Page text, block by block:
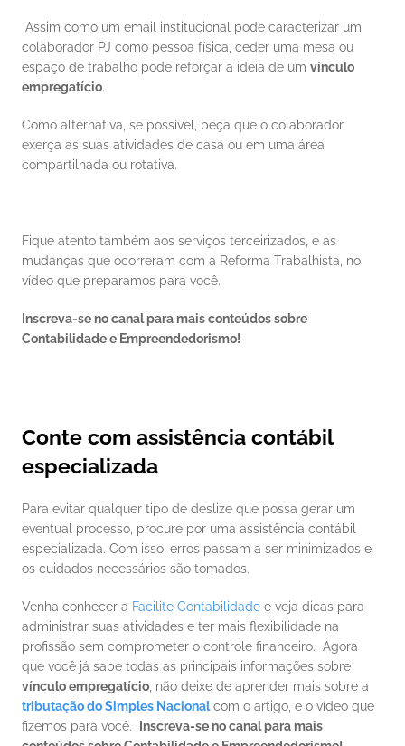
colaborador PJ como pessoa física, ceder uma mesa ou
espaço de trabalho pode reforçar a ideia de um vínculo
empregatício.
Como alternativa, se possível, peça que o colaborador
exerça as suas atividades de casa ou em uma área
compartilhada ou rotativa.
Fique atento também aos serviços terceirizados, e as
mudanças que ocorreram com a Reforma Trabalhista, no
vídeo que preparamos para você.
Inscreva-se no canal para mais conteúdos sobre
Contabilidade e Empreendedorismo!
Conte com assistência contábil
especializada
Para evitar qualquer tipo de deslize que possa gerar um
eventual processo, procure por uma assistência contábil
especializada. Com isso, erros passam a ser minimizados e
os cuidados necessários são tomados.
Venha conhecer a Facilite Contabilidade e veja dicas para
administrar suas atividades e ter mais flexibilidade na
profissão sem comprometer o controle financeiro. Agora
vínculo empregatício
tributação do Simples Nacional com o artigo, e o vídeo que
fizemos para você.
Inscreva-se no canal para mais